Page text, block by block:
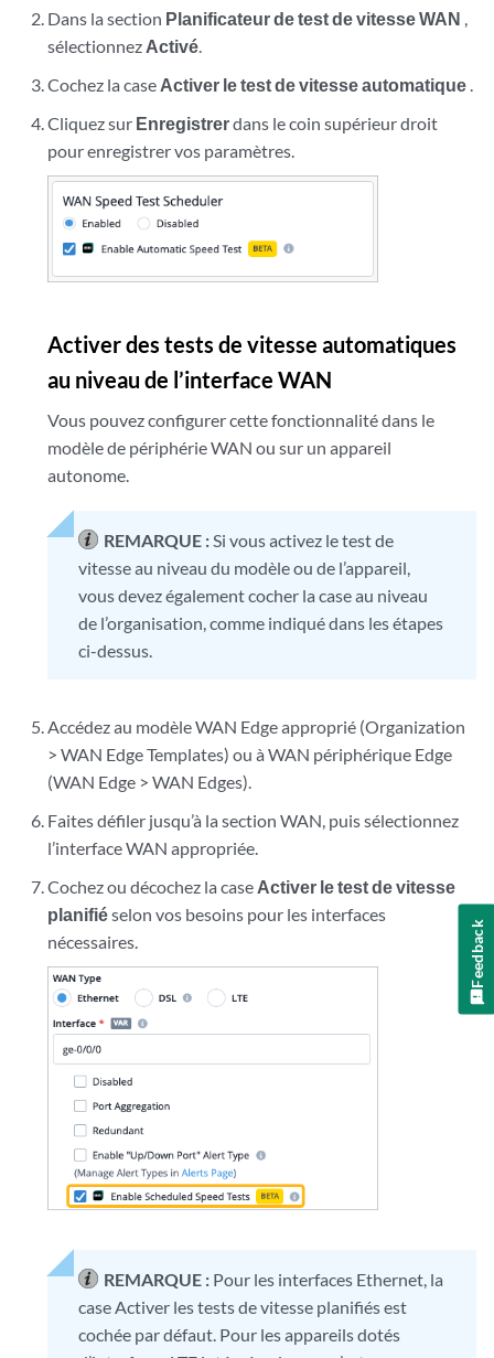
Dans la section Planificateur de test de vitesse WAN
sélectionnez Activé
Cochez la case Activer le test de vitesse automatique
Cliquez sur Enregistrerdans le coin supérieur droit
pour enregistrer vos paramètres.
Activer des tests de vitesse automatiques
au niveau de l’interface WAN
Vous pouvez configurer cette fonctionnalité dans le
modèle de périphérie WAN ou sur un appareil
autonome.
REMARQUE :Si vous activez le test de
vitesse au niveau du modèle ou de l’appareil,
vous devez également cocher la case au niveau
de l’organisation, comme indiqué dans les étapes
ci-dessus.
Accédez au modèle WAN Edge approprié (Organization
> WAN Edge Templates) ou à WAN périphérique Edge
(WAN Edge > WAN Edges).
Faites défiler jusqu’à la section WAN, puis sélectionnez
l’interface WAN appropriée.
Cochez ou décochez la case Activer le test de vitesse
planifiéselon vos besoins pour les interfaces
nécessaires.
REMARQUE : Pour les interfaces Ethernet, la
case Activer les tests de vitesse planifiés est
cochée par défaut. Pour les appareils dotés
Feedback